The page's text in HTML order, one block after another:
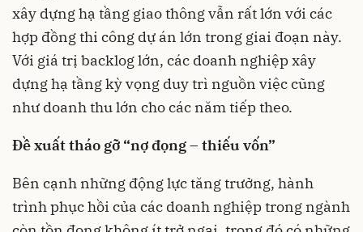
xây dựng hạ tầng giao thông vẫn rất lớn với các
hợp đồng thi công dự án lớn trong giai đoạn này.
Với giá trị backlog lớn, các doanh nghiệp xây
dựng hạ tầng kỳ vọng duy trì nguồn việc cũng
như doanh thu lớn cho các năm tiếp theo.
Đề xuất tháo gỡ “nợ đọng – thiếu vốn”
Bên cạnh những động lực tăng trưởng, hành
trình phục hồi của các doanh nghiệp trong ngành